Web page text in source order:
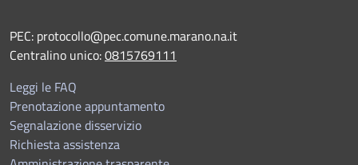
PEC: protocollo@pec.comune.marano.na.it
Centralino unico:0815769111
Leggi le FAQ
Prenotazione appuntamento
Segnalazione disservizio
Richiesta assistenza